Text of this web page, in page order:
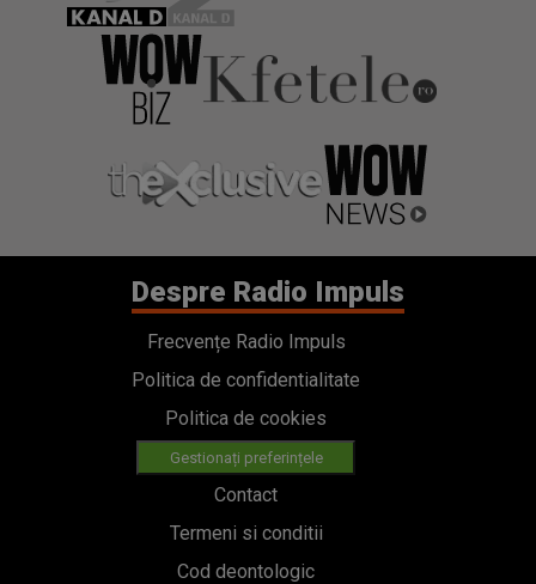
Despre Radio Impuls
Frecvențe Radio Impuls
Politica de confidentialitate
Politica de cookies
Gestionați preferințele
Contact
Termeni si conditii
Cod deontologic